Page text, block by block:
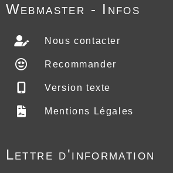
Webmaster - Infos
Nous contacter
Recommander
Version texte
Mentions Légales
Lettre d'information